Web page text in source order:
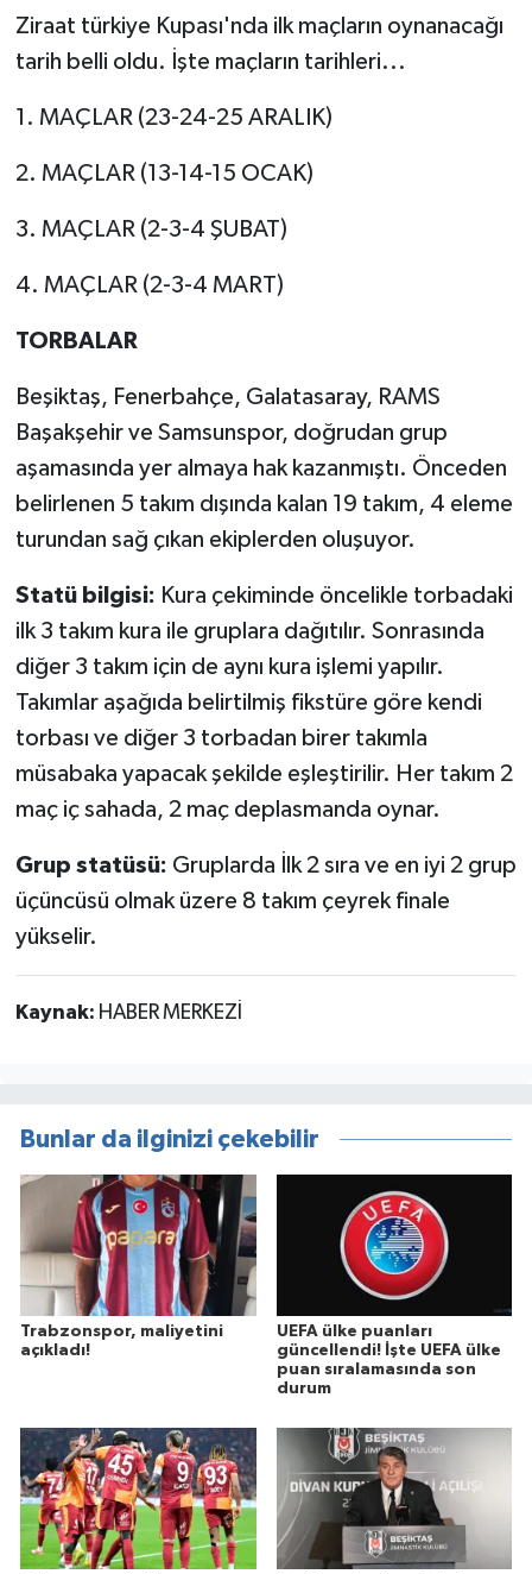
Ziraat türkiye Kupası'nda ilk maçların oynanacağı
tarih belli oldu. İşte maçların tarihleri...
1. MAÇLAR (23-24-25 ARALIK)
2. MAÇLAR (13-14-15 OCAK)
3. MAÇLAR (2-3-4 ŞUBAT)
4. MAÇLAR (2-3-4 MART)
TORBALAR
Beşiktaş, Fenerbahçe, Galatasaray, RAMS
Başakşehir ve Samsunspor, doğrudan grup
aşamasında yer almaya hak kazanmıştı. Önceden
belirlenen 5 takım dışında kalan 19 takım, 4 eleme
turundan sağ çıkan ekiplerden oluşuyor.
Statü bilgisi: Kura çekiminde öncelikle torbadaki
ilk 3 takım kura ile gruplara dağıtılır. Sonrasında
diğer 3 takım için de aynı kura işlemi yapılır.
Takımlar aşağıda belirtilmiş fikstüre göre kendi
torbası ve diğer 3 torbadan birer takımla
müsabaka yapacak şekilde eşleştirilir. Her takım 2
maç iç sahada, 2 maç deplasmanda oynar.
Grup statüsü: Gruplarda İlk 2 sıra ve en iyi 2 grup
üçüncüsü olmak üzere 8 takım çeyrek finale
yükselir.
Kaynak: HABER MERKEZİ
Bunlar da ilginizi çekebilir
Trabzonspor, maliyetini
açıkladı!
UEFA ülke puanları
güncellendi! İşte UEFA ülke
puan sıralamasında son
durum